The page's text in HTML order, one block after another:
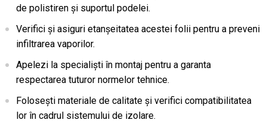
de polistiren și suportul podelei.
Verifici și asiguri etanșeitatea acestei folii pentru a preveni
infiltrarea vaporilor.
Apelezi la specialiști în montaj pentru a garanta
respectarea tuturor normelor tehnice.
Folosești materiale de calitate și verifici compatibilitatea
lor în cadrul sistemului de izolare.